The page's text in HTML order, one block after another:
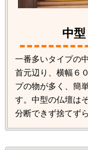
中
一番多いタイプの
首元辺り、横幅６
プの物が多く、簡
す。中型の仏壇は
分断できず捨てず